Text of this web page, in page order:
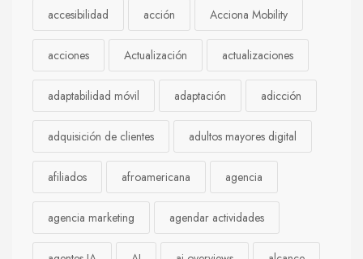
accesibilidad acción Acciona Mobility
acciones Actualización actualizaciones
adaptabilidad móvil adaptación adicción
adquisición de clientes adultos mayores digital
afiliados afroamericana agencia
agencia marketing agendar actividades